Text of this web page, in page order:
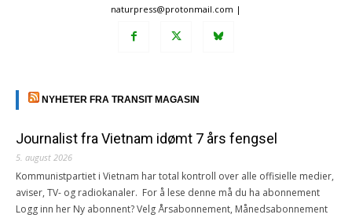
naturpress@protonmail.com |
NYHETER FRA TRANSIT MAGASIN
Journalist fra Vietnam idømt 7 års fengsel
5. august 2026
Kommunistpartiet i Vietnam har total kontroll over alle offisielle medier,
aviser, TV- og radiokanaler. For å lese denne må du ha abonnement
Logg inn her Ny abonnent? Velg Årsabonnement, Månedsabonnement